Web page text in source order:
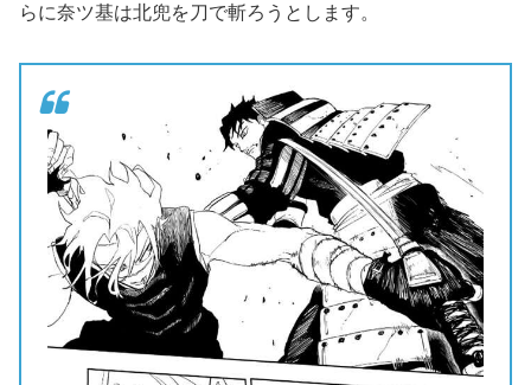
らに奈ツ基は北兜を刀で斬ろうとします。